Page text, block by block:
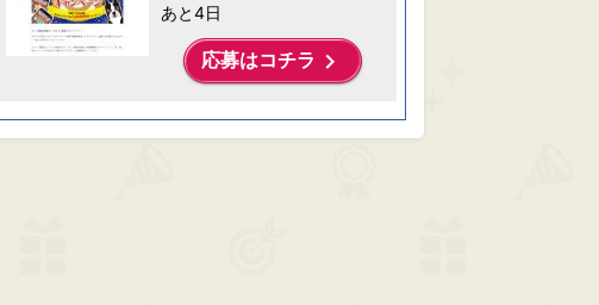
あと4日
応募はコチラ keyboard_arrow_right